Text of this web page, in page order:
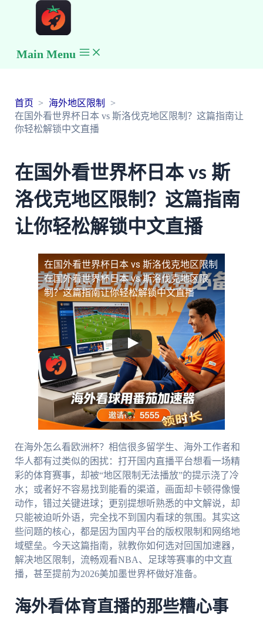
Main Menu
首页
海外地区限制
在国外看世界杯日本 vs 斯洛伐克地区限制？这篇指南让
你轻松解锁中文直播
在国外看世界杯日本 vs 斯
洛伐克地区限制？这篇指南
让你轻松解锁中文直播
在国外看世界杯日本 vs 斯洛伐克地区限制
在国外看世界杯日本 vs 斯洛伐克地区限
制？这篇指南让你轻松解锁中文直播
在海外怎么看欧洲杯？相信很多留学生、海外工作者和
华人都有过类似的困扰：打开国内直播平台想看一场精
彩的体育赛事，却被“地区限制无法播放”的提示浇了冷
水；或者好不容易找到能看的渠道，画面却卡顿得像慢
动作，错过关键进球；更别提想听熟悉的中文解说，却
只能被迫听外语，完全找不到国内看球的氛围。其实这
些问题的核心，都是因为国内平台的版权限制和网络地
域壁垒。今天这篇指南，就教你如何选对回国加速器，
解决地区限制，流畅观看NBA、足球等赛事的中文直
播，甚至提前为2026美加墨世界杯做好准备。
海外看体育直播的那些糟心事